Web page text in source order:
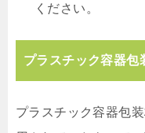
ください。
プラスチック容器包
プラスチック容器包